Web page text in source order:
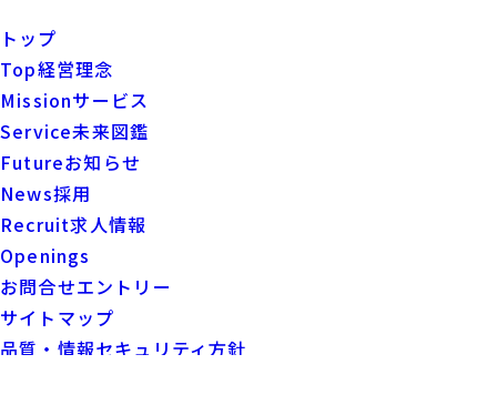
トップ
Top経営理念
Missionサービス
Service未来図鑑
Futureお知らせ
News採用
Recruit求人情報
Openings
お問合せエントリー
サイトマップ
品質・情報セキュリティ方針